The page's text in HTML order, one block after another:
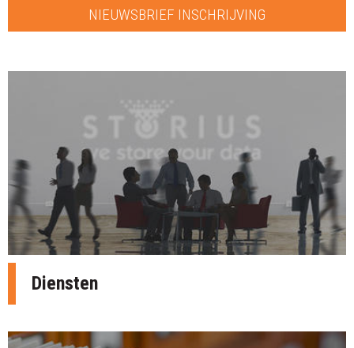
NIEUWSBRIEF INSCHRIJVING
Diensten